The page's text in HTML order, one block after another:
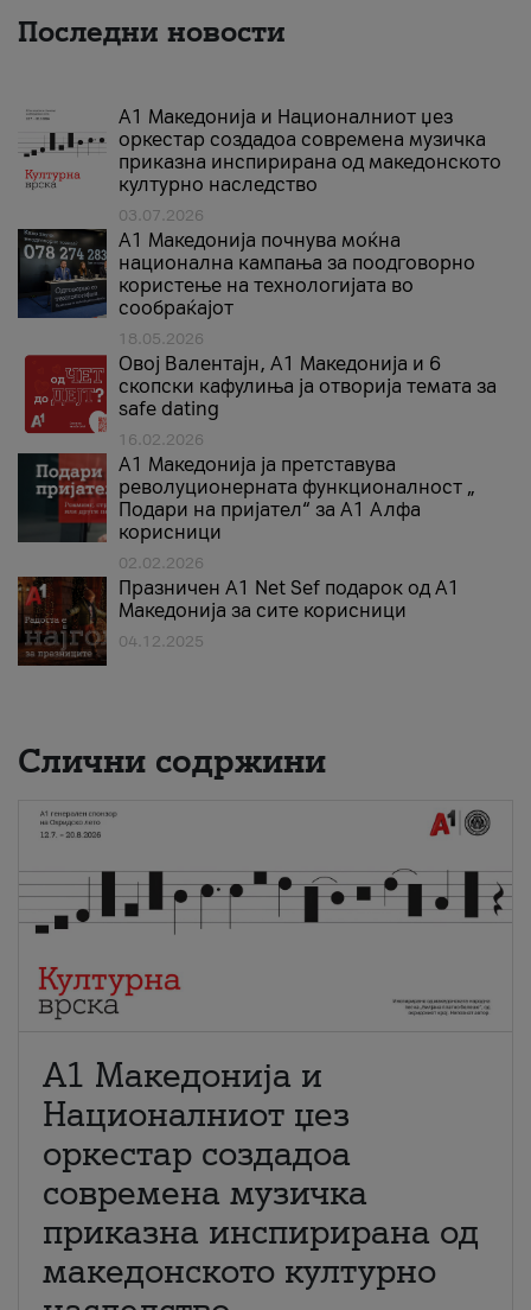
Последни новости
А1 Македонија и Националниот џез
оркестар создадоа современа музичка
приказна инспирирана од македонското
културно наследство
03.07.2026
A1 Македонија почнува моќна
национална кампања за поодговорно
користење на технологијата во
сообраќајот
18.05.2026
Овој Валентајн, A1 Македонија и 6
скопски кафулиња ја отворија темата за
safe dating
16.02.2026
А1 Македонија ја претставува
револуционерната функционалност „
Подари на пријател“ за А1 Алфа
корисници
02.02.2026
Празничен A1 Net Sеf подарок од А1
Македонија за сите корисници
04.12.2025
Слични содржини
А1 Македонија и
Националниот џез
оркестар создадоа
современа музичка
приказна инспирирана од
македонското културно